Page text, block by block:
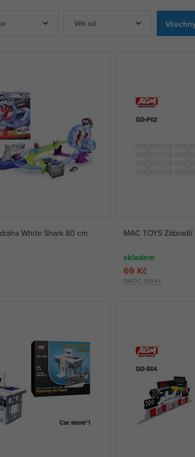
Věk od
White Shark 80 cm MAC TOYS Zábradlí
skladem
DMOC: 129 Kč
69 Kč